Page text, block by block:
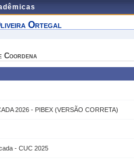
Ortegal
Coordena
2026 - PIBEX (VERSÃO CORRETA)
- CUC 2025